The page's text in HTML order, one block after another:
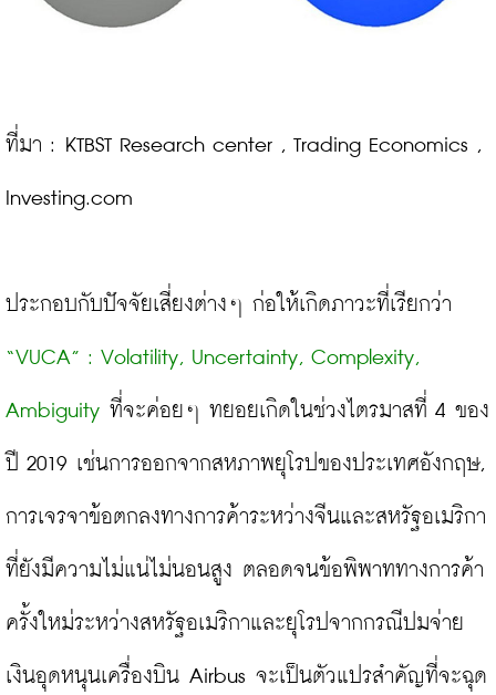
ที่มา : KTBST Research center , Trading Economics ,
Investing.com
“VUCA” : Volatility, Uncertainty, Complexity,
Ambiguity ที่จะค่อยๆ ทยอยเกิดในช่วงไตรมาสที่ 4 ของ
ปี 2019 เช่นการออกจากสหภาพยุโรปของประเทศอังกฤษ,
การเจรจาข้อตกลงทางการค้าระหว่างจีนและสหรัฐอเมริกา
ที่ยังมีความไม่แน่ไม่นอนสูง ตลอดจนข้อพิพาททางการค้า
ครั้งใหม่ระหว่างสหรัฐอเมริกาและยุโรปจากกรณีปมจ่าย
เงินอุดหนุนเครื่องบิน Airbus จะเป็นตัวแปรสำคัญที่จะฉุด